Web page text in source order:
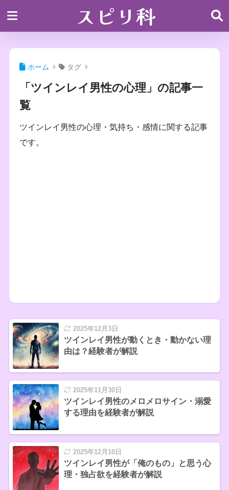
スピリ科
ホーム タグ
「ツインレイ男性の心理」の記事一
覧
ツインレイ男性の心理・気持ち・感情に関する記事
です。
2025年12月3日
ツインレイ男性が動くとき・動かない理
由は？経験者が解説
2025年11月30日
ツインレイ男性のメロメロサイン・溺愛
する理由を経験者が解説
2025年12月10日
ツインレイ男性が「俺のもの」と思う心
理・独占欲を経験者が解説